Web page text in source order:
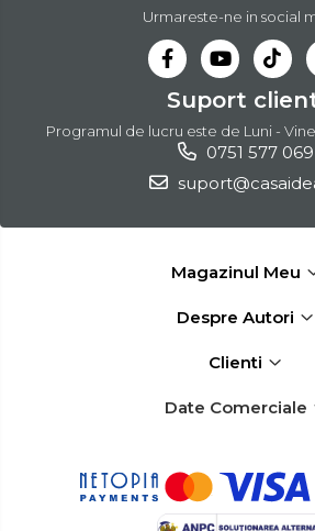
Urmareste-ne in social
Suport
Programul de lucru este de Luni -
0751 577 069
Magazinul Meu
Despre Autori
Clienti
Date Comerciale